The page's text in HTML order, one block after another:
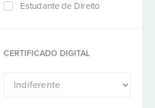
Estudante de Direito
CERTIFICADO DIGITAL